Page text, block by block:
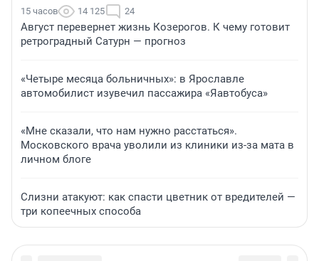
15 часов 14 125 24
Август перевернет жизнь Козерогов. К чему готовит
ретроградный Сатурн — прогноз
«Четыре месяца больничных»: в Ярославле
автомобилист изувечил пассажира «Яавтобуса»
«Мне сказали, что нам нужно расстаться».
Московского врача уволили из клиники из-за мата в
личном блоге
Слизни атакуют: как спасти цветник от вредителей —
три копеечных способа